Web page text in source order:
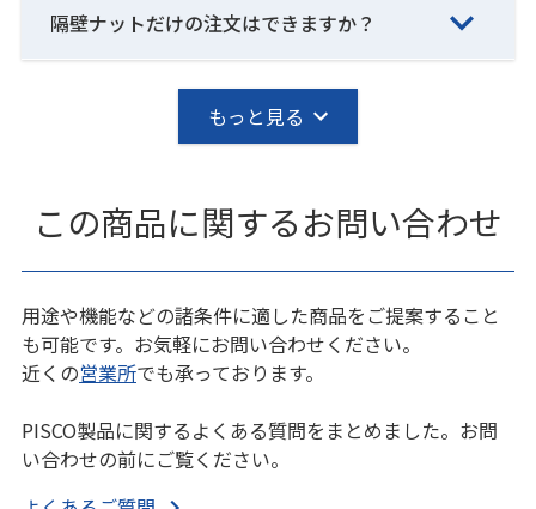
隔壁ナットだけの注文はできますか？
もっと見る
この商品に関するお問い合わせ
用途や機能などの諸条件に適した商品をご提案すること
も可能です。お気軽にお問い合わせください。
近くの営業所でも承っております。
PISCO製品に関するよくある質問をまとめました。お問
い合わせの前にご覧ください。